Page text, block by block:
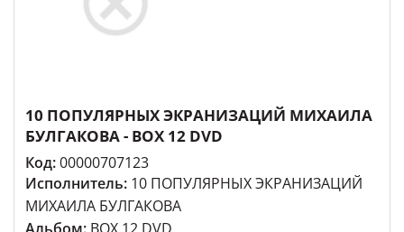
10 ПОПУЛЯРНЫХ ЭКРАНИЗАЦИЙ МИХАИЛА
БУЛГАКОВА - BOX 12 DVD
Код:00000707123
Исполнитель: 10 ПОПУЛЯРНЫХ ЭКРАНИЗАЦИЙ
МИХАИЛА БУЛГАКОВА